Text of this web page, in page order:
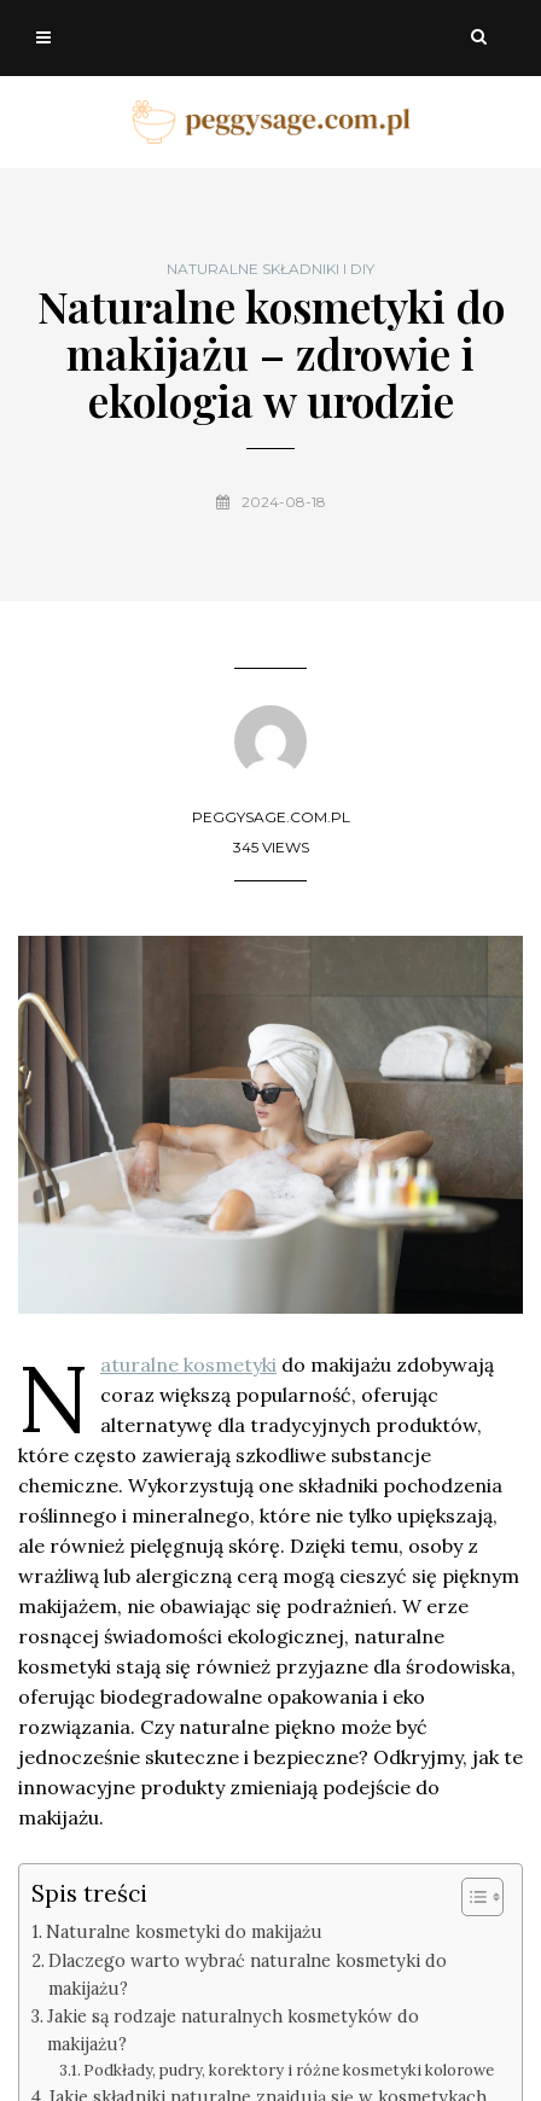
NATURALNE SKŁADNIKI I DIY
Naturalne kosmetyki do
makijażu – zdrowie i
ekologia w urodzie
2024-08-18
PEGGYSAGE.COM.PL
345 VIEWS
N aturalne kosmetyki do makijażu zdobywają
coraz większą popularność, oferując
alternatywę dla tradycyjnych produktów,
które często zawierają szkodliwe substancje
chemiczne. Wykorzystują one składniki pochodzenia
roślinnego i mineralnego, które nie tylko upiększają,
ale również pielęgnują skórę. Dzięki temu, osoby z
wrażliwą lub alergiczną cerą mogą cieszyć się pięknym
makijażem, nie obawiając się podrażnień. W erze
rosnącej świadomości ekologicznej, naturalne
kosmetyki stają się również przyjazne dla środowiska,
oferując biodegradowalne opakowania i eko
rozwiązania. Czy naturalne piękno może być
jednocześnie skuteczne i bezpieczne? Odkryjmy, jak te
innowacyjne produkty zmieniają podejście do
makijażu.
Spis treści
Naturalne kosmetyki do makijażu
Dlaczego warto wybrać naturalne kosmetyki do
makijażu?
Jakie są rodzaje naturalnych kosmetyków do
makijażu?
Podkłady, pudry, korektory i różne kosmetyki kolorowe